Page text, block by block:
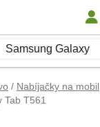
/ Nabíjačky na mobil
Tab T561